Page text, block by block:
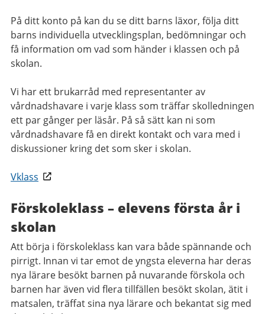
På ditt konto på kan du se ditt barns läxor, följa ditt
barns individuella utvecklingsplan, bedömningar och
få information om vad som händer i klassen och på
skolan.
Vi har ett brukarråd med representanter av
vårdnadshavare i varje klass som träffar skolledningen
ett par gånger per läsår. På så sätt kan ni som
vårdnadshavare få en direkt kontakt och vara med i
diskussioner kring det som sker i skolan.
Vklass
Förskoleklass – elevens första år i
skolan
Att börja i förskoleklass kan vara både spännande och
pirrigt. Innan vi tar emot de yngsta eleverna har deras
nya lärare besökt barnen på nuvarande förskola och
barnen har även vid flera tillfällen besökt skolan, ätit i
matsalen, träffat sina nya lärare och bekantat sig med